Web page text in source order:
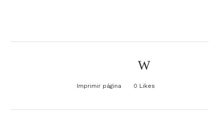
Imprimir página 0 Likes